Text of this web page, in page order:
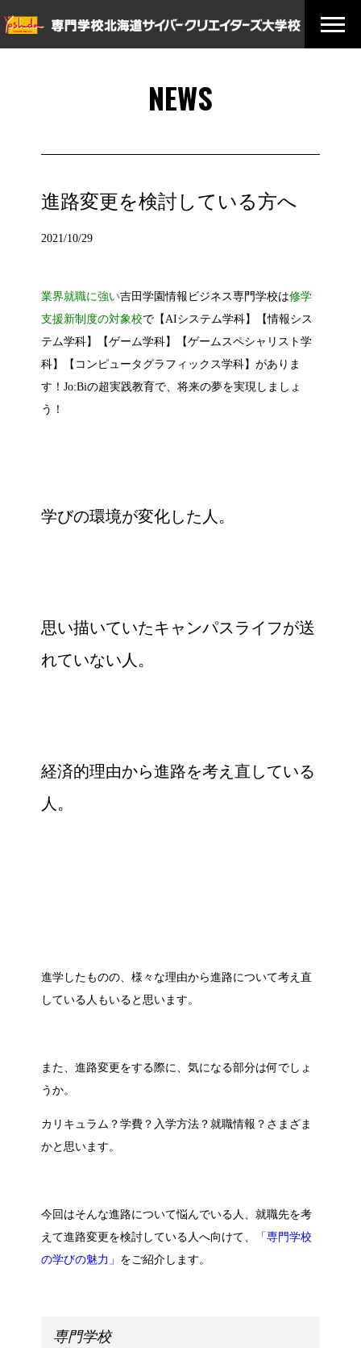
NEWS
進路変更を検討している方へ
2021/10/29
業界就職に強い吉田学園情報ビジネス専門学校は修学
支援新制度の対象校で【AIシステム学科】【情報シス
テム学科】【ゲーム学科】【ゲームスペシャリスト学
科】【コンピュータグラフィックス学科】がありま
す！Jo:Biの超実践教育で、将来の夢を実現しましょ
う！
学びの環境が変化した人。
思い描いていたキャンパスライフが送
れていない人。
経済的理由から進路を考え直している
人 。
進学したものの、様々な理由から進路について考え直
している人もいると思います。
また、進路変更をする際に、気になる部分は何でしょ
うか。
カリキュラム？学費？入学方法？就職情報？さまざま
かと思います。
今回はそんな進路について悩んでいる人、就職先を考
えて進路変更を検討している人へ向けて、
「専門学校
の学びの魅力」 をご紹介します。
専門学校